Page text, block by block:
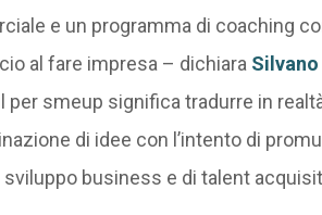
e un programma di coaching
al fare impresa – dichiara
per smeup significa tradurre in
di idee con l’intento di
business e di talent